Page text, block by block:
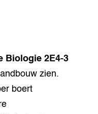
Biologie 2E4-3
zien.
boert